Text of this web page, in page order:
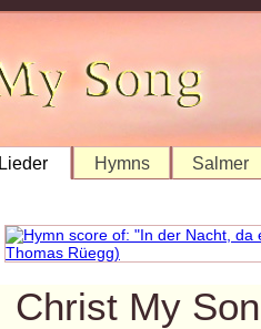
Lieder Hymns Salmer
Christ My